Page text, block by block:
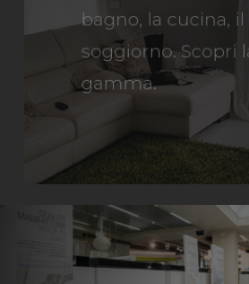
bagno, la cucina, il
soggiorno. Scopri
gamma.